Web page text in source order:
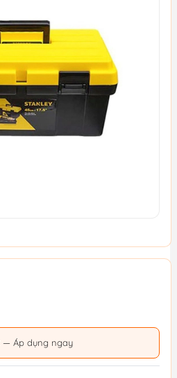
— Áp dụng ngay